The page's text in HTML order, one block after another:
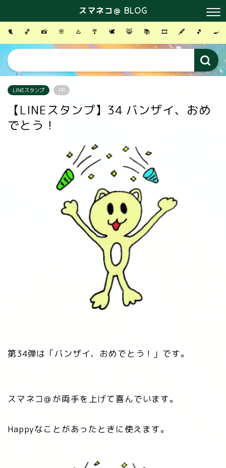
スマネコ＠ BLOG
🐈 🏀 📸 🌸 ♨️ 🎐 🕊 😸 📚 🎞 🖋 🎵 🍳
LINEスタンプ PR
【LINEスタンプ】34 バンザイ、おめ
でとう！
第34弾は「バンザイ、おめでとう！」です。
スマネコ＠が両手を上げて喜んでいます。
Happyなことがあったときに使えます。